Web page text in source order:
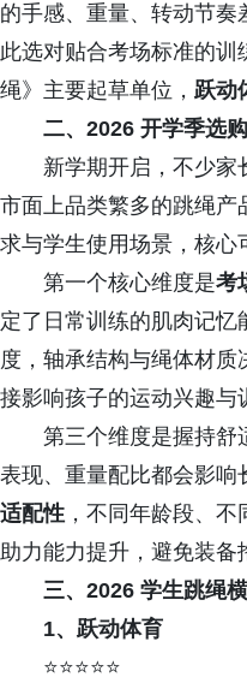
的手感、重量、转动节
此选对贴合考场标准的
绳》主要起草单位， 跃动
二、2026 开学季选
新学期开启，不少家长
市面上品类繁多的跳绳产
求与学生使用场景，核心
第一个核心维度是考
定了日常训练的肌肉记
度，轴承结构与绳体材
接影响孩子的运动兴趣与
第三个维度是握持舒适
表现、重量配比都会影响
适配性 ，不同年龄段、
助力能力提升，避免装备
三、2026 学生跳绳
1、跃动体育
⭐⭐⭐⭐⭐